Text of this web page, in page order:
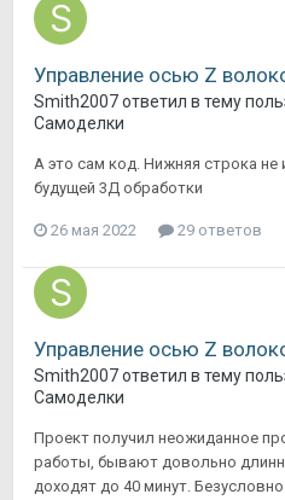
Управление осью Z
Smith2007ответил в тему
Самоделки
А это сам код. Нижняя строка не
будущей 3Д обработки
26 мая 2022 29 ответов
Управление осью Z
Smith2007ответил в тему
Самоделки
Проект получил неожиданное
работы, бывают довольно
доходят до 40 минут.